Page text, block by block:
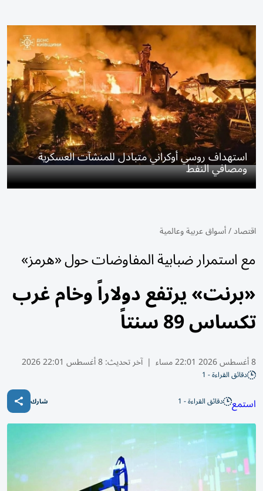
استهداف روسي أوكراني متبادل للمنشآت العسكرية
ومصافي النفط
اقتصاد/أسواق عربية وعالمية
مع استمرار ضبابية المفاوضات حول «هرمز»
«برنت» يرتفع دولاراً وخام ​غرب
تكساس 89 سنتاً
8 أغسطس 2026 22:01 مساء | آخر تحديث:8 أغسطس 22:01 2026
دقائق القراءة - 1
استمع دقائق القراءة - 1 شارك